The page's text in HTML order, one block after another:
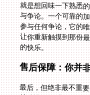
的快乐。
售后保障：你并
最后，但绝非最不重
特殊情况的时候。可
可能是你的网络环境
技术团队、能提供实
来了。无论是通过在
动配置教程，都能让